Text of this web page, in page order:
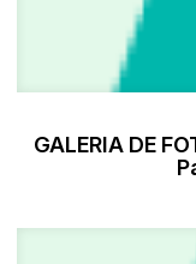
GALERIA DE